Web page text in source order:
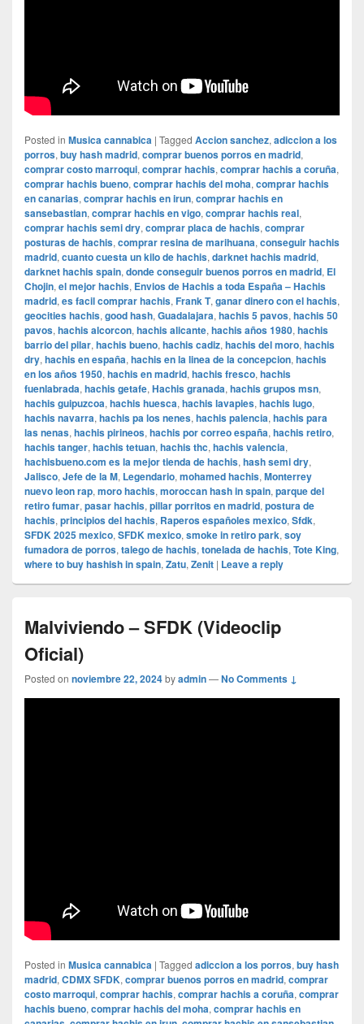
Posted in Musica cannabica | Tagged Accion sanchez, adiccion a los
porros, buy hash madrid, comprar buenos porros en madrid,
comprar costo marroqui, comprar hachis, comprar hachis a coruña,
comprar hachis bueno, comprar hachis del moha, comprar hachis
en canarias, comprar hachis en irun, comprar hachis en
sansebastian, comprar hachis en vigo, comprar hachis real,
comprar hachis semi dry, comprar placa de hachis, comprar
posturas de hachis, comprar resina de marihuana, conseguir hachis
madrid, cuanto cuesta un kilo de hachis, darknet hachis madrid,
darknet hachis spain, donde conseguir buenos porros en madrid, El
Chojin, el mejor hachis, Envios de Hachis a toda España – Hachis
madrid, es facil comprar hachis, Frank T, ganar dinero con el hachis,
geocities hachis, good hash, Guadalajara, hachis 5 pavos, hachis 50
pavos, hachis alcorcon, hachis alicante, hachis años 1980, hachis
barrio del pilar, hachis bueno, hachis cadiz, hachis del moro, hachis
dry, hachis en españa, hachis en la linea de la concepcion, hachis
en los años 1950, hachis en madrid, hachis fresco, hachis
fuenlabrada, hachis getafe, Hachis granada, hachis grupos msn,
hachis guipuzcoa, hachis huesca, hachis lavapies, hachis lugo,
hachis navarra, hachis pa los nenes, hachis palencia, hachis para
las nenas, hachis pirineos, hachis por correo españa, hachis retiro,
hachis tanger, hachis tetuan, hachis thc, hachis valencia,
hachisbueno.com es la mejor tienda de hachis, hash semi dry,
Jalisco, Jefe de la M, Legendario, mohamed hachis, Monterrey
nuevo leon rap, moro hachis, moroccan hash in spain, parque del
retiro fumar, pasar hachis, pillar porritos en madrid, postura de
hachis, principios del hachis, Raperos españoles mexico, Sfdk,
SFDK 2025 mexico, SFDK mexico, smoke in retiro park, soy
fumadora de porros, talego de hachis, tonelada de hachis, Tote King,
where to buy hashish in spain, Zatu, Zenit | Leave a reply
Malviviendo – SFDK (Videoclip
Oficial)
Posted on noviembre 22, 2024byadmin—No Comments ↓
Posted in Musica cannabica | Tagged adiccion a los porros, buy hash
madrid, CDMX SFDK, comprar buenos porros en madrid, comprar
costo marroqui, comprar hachis, comprar hachis a coruña, comprar
hachis bueno, comprar hachis del moha, comprar hachis en